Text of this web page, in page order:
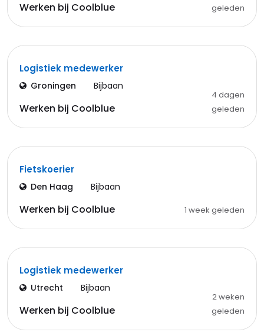
Werken bij Coolblue
geleden
Logistiek medewerker
Groningen Bijbaan
Werken bij Coolblue
4 dagen
geleden
Fietskoerier
Den Haag Bijbaan
Werken bij Coolblue 1 week geleden
Logistiek medewerker
Utrecht Bijbaan
Werken bij Coolblue
2 weken
geleden